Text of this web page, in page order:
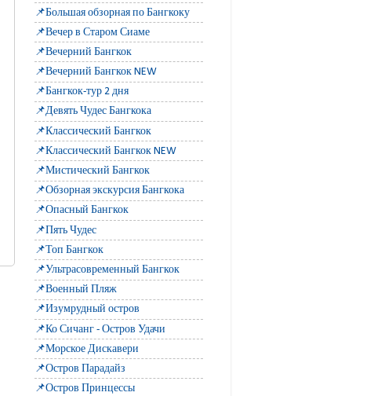
📌Большая обзорная по Бангкоку
📌Вечер в Старом Сиаме
📌Вечерний Бангкок
📌Вечерний Бангкок NEW
📌Бангкок-тур 2 дня
📌Девять Чудес Бангкока
📌Классический Бангкок
📌Классический Бангкок NEW
📌Мистический Бангкок
📌Обзорная экскурсия Бангкока
📌Опасный Бангкок
📌Пять Чудес
📌Топ Бангкок
📌Ультрасовременный Бангкок
📌Военный Пляж
📌Изумрудный остров
📌Ко Сичанг - Остров Удачи
📌Морское Дискавери
📌Остров Парадайз
📌Остров Принцессы